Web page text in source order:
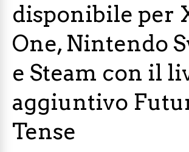
disponibile per
One, Nintendo
e Steam con il
aggiuntivo
Tense